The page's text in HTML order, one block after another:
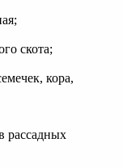
скота;
кора,
рассадных